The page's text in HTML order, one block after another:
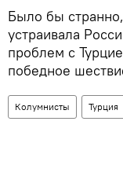
Было бы
устраивала
проблем с
победное
Колумнисты Турция